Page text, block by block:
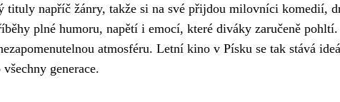
tituly napříč žánry, takže si na své přijdou milovníci komedií,
plné humoru, napětí i emocí, které diváky zaručeně pohltí.
atmosféru. Letní kino v Písku se tak stává
generace.